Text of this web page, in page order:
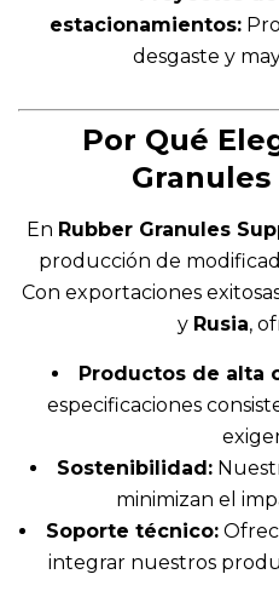
estacionamientos:
desgaste y
Por Qué
En Rubber Granules
producción de
Con exportaciones
y Rusia,
Productos de alta
especificaciones
Sostenibilidad:
minimizan el
Soporte técnico:
integrar nuestros